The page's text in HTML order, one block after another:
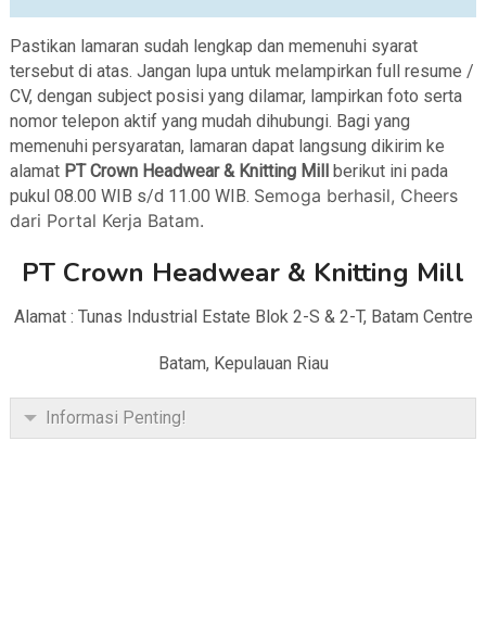
Pastikan lamaran sudah lengkap dan memenuhi syarat
tersebut di atas. Jangan lupa untuk melampirkan full resume /
CV, dengan subject posisi yang dilamar, lampirkan foto serta
nomor telepon aktif yang mudah dihubungi. Bagi yang
memenuhi persyaratan, lamaran dapat langsung dikirim ke
alamat PT Crown Headwear & Knitting Mill
berikut ini pada
pukul 08.00 WIB s/d 11.00 WIB. Semoga berhasil, Cheers
dari Portal Kerja Batam.
PT Crown Headwear & Knitting Mill
Alamat : Tunas Industrial Estate Blok 2-S & 2-T, Batam Centre
Batam, Kepulauan Riau
Informasi Penting!